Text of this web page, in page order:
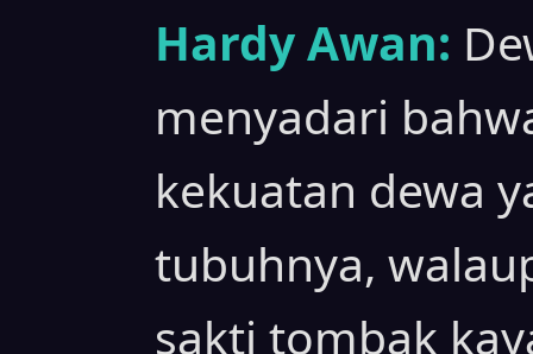
Hardy Awan:
menyadari
kekuatan dewa
tubuhnya,
sakti tombak